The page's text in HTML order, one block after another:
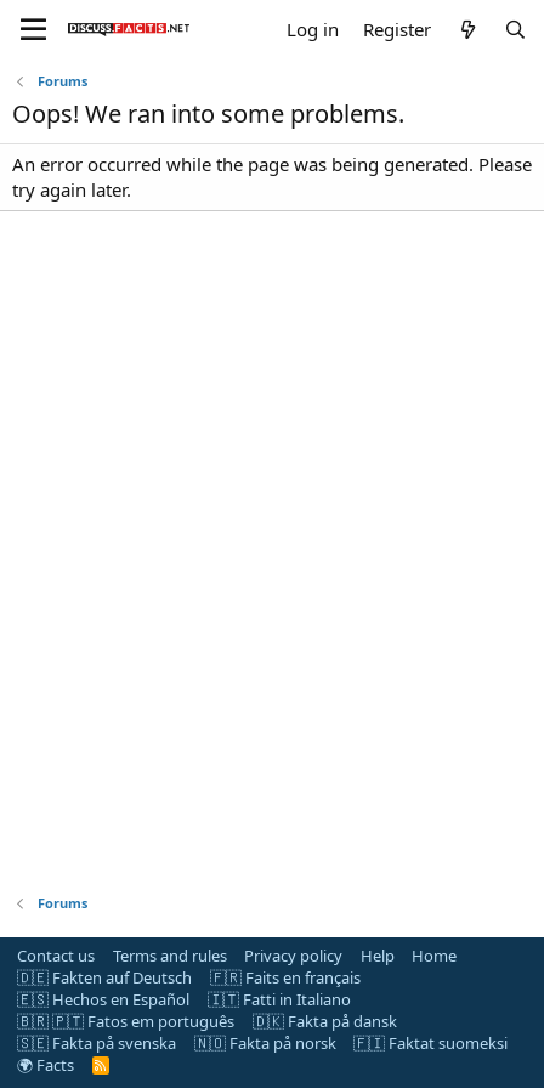
Log in Register
Forums
Oops! We ran into some problems.
An error occurred while the page was being generated. Please
try again later.
Forums
Contact us Terms and rules Privacy policy Help
Home
🇩🇪 Fakten auf Deutsch
🇫🇷 Faits en français
🇪🇸 Hechos en Español
🇮🇹 Fatti in Italiano
🇧🇷 🇵🇹 Fatos em português
🇩🇰 Fakta på dansk
🇸🇪 Fakta på svenska
🇳🇴 Fakta på norsk
🇫🇮 Faktat suomeksi
🌍 Facts
R